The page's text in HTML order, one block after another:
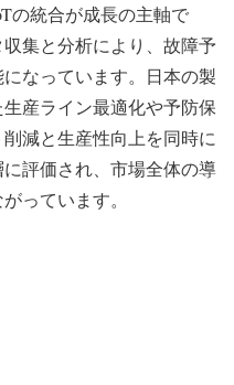
の統合が成長の主軸で
集と分析により、故障予
なっています。日本の製
産ライン最適化や予防保
減と生産性向上を同時に
評価され、市場全体の導
っています。